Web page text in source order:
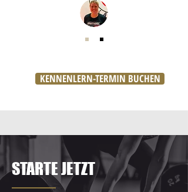
KENNENLERN-TERMIN BUCHEN
STARTE JETZT